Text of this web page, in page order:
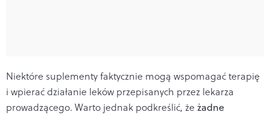
Niektóre suplementy faktycznie mogą wspomagać terapię
i wpierać działanie leków przepisanych przez lekarza
prowadzącego. Warto jednak podkreślić, że żadne